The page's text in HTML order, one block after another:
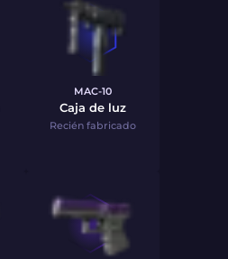
MAC-10
Caja de luz
Recién fabricado